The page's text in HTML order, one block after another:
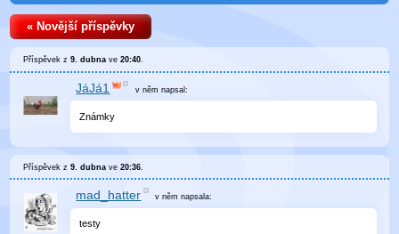
« Novější příspěvky
Příspěvek z9. dubna ve20:40.
JáJá1 v něm napsal:
Známky
Příspěvek z9. dubna ve20:36
mad_hatter v němnapsala:
testy